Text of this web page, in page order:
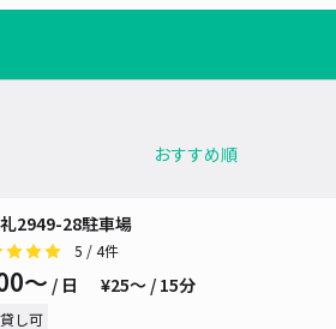
2949-28駐車場
5 / 4件
〜 / 日 ¥25〜 / 15分
し可